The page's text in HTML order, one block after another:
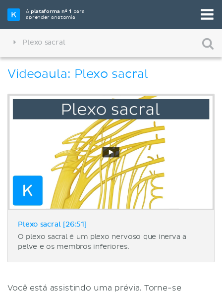
Aplataforma nº 1 para
aprender anatomia
Plexo sacral
Videoaula: Plexo sacral
Plexo sacral [26:51]
O plexo sacral é um plexo nervoso que inerva a
pelve e os membros inferiores.
Você está assistindo uma prévia. Torne-se